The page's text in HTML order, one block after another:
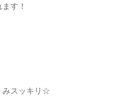
す！
みスッキリ☆